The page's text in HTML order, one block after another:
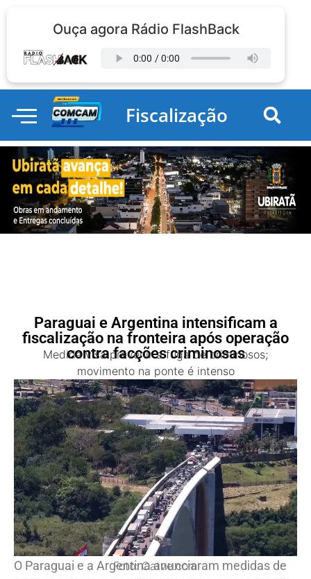
Ouça agora Rádio FlashBack
Fiscalização
Paraguai e Argentina intensificam a
fiscalização na fronteira após operação
contra facções criminosas
Medida visa prevenir a fuga de criminosos;
movimento na ponte é intenso
Foto: Catve.com
O Paraguai e a Argentina anunciaram medidas de